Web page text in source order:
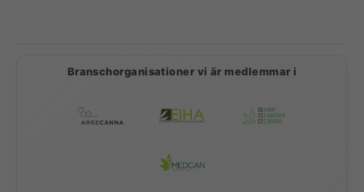
Branschorganisationer vi är medlemmar i